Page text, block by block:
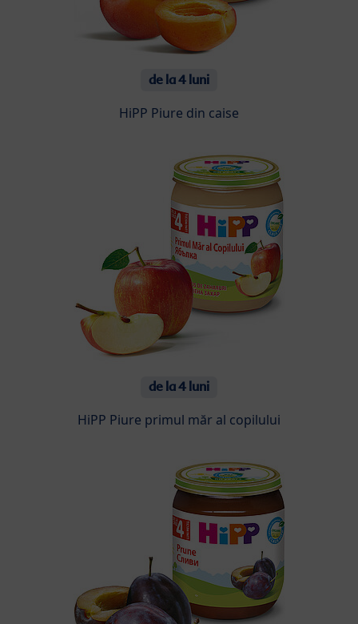
de la 4 luni
HiPP Piure din caise
de la 4 luni
HiPP Piure primul măr al copilului